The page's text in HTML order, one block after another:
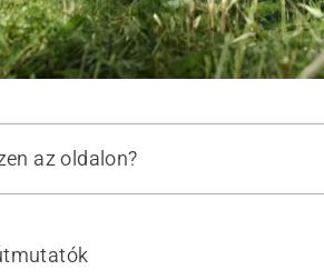
az oldalon?